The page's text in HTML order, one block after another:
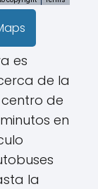
es
de la
centro de
en
la